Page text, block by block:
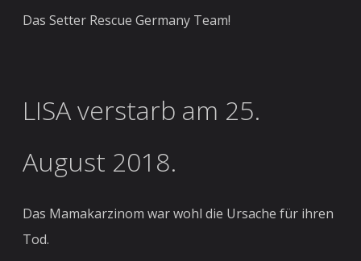
Das Setter Rescue Germany Team!
LISA verstarb am 25.
August 2018.
Das Mamakarzinom war wohl die Ursache für ihren
Tod.